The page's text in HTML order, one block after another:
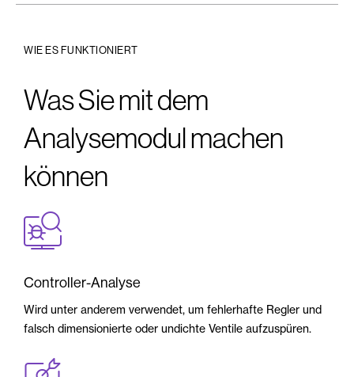
WIE ES FUNKTIONIERT
Was Sie mit dem
Analysemodul machen
können
Controller-Analyse
Wird unter anderem verwendet, um fehlerhafte Regler und
falsch dimensionierte oder undichte Ventile aufzuspüren.